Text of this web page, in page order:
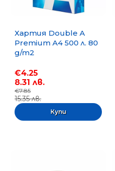
Хартия Double A
Premium A4 500 л. 80
g/m2
€4.25
8.31 лв.
€7.85
15.35 лв.